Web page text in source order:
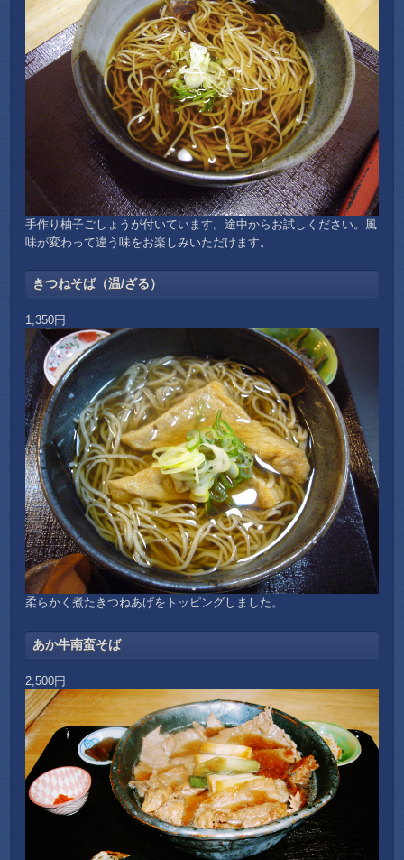
手作り柚子ごしょうが付いています。途中からお試しください。風
味が変わって違う味をお楽しみいただけます。
きつねそば（温/ざる）
1,350円
柔らかく煮たきつねあげをトッピングしました。
あか牛南蛮そば
2,500円